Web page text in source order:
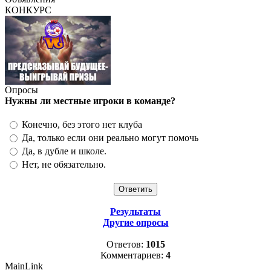
КОНКУРС
Опросы
Нужны ли местные игроки в команде?
Конечно, без этого нет клуба
Да, только если они реально могут помочь
Да, в дубле и школе.
Нет, не обязательно.
Результаты
Другие опросы
Ответов: 1015
Комментариев: 4
MainLink